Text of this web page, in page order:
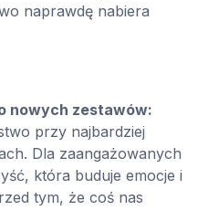
naprawdę nabiera
nowych zestawów:
przy najbardziej
Dla zaangażowanych
która buduje emocje i
tym, że coś nas